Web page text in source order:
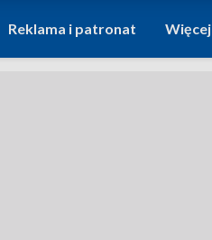
Reklama i patronat Więcej